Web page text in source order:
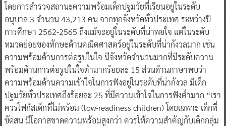
โดยการสำรวจสถานะความพร้อมเด็กปฐมวัยที่เรียนอยูในระดับ
อนุบาล 3 จำนวน 43,213 คน จากทุกจังหวัดทั่วประเทศ ระหว่างปี
การศึกษา 2562-2565 ถึงแม้จะอยู่ในระดับที่น่าพอใจ แต่ในระดับ
หมวดย่อยของทักษะด้านคณิตศาสตร์อยู่ในระดับที่น่ากังวลมาก เช่น
ความพร้อมด้านการต่อรูปในใจ มีจังหวัดจำนวนมากที่มีระดับความ
พร้อมด้านการต่อรูปในใจต่ำมากร้อยละ 15 ส่วนด้านภาษาพบว่า
ความพร้อมด้านความเข้าใจในการฟังอยู่ในระดับที่น่ากังวล มีเด็ก
ปฐมวัยทั่วประเทศถึงร้อยละ 25 ที่มีความเข้าใจในการฟังต่ำมาก “เรา
ควรโฟกัสเด็กที่ไม่พร้อม (low-readiness children) โดยเฉพาะ เด็กที่
ขัดสน มีโอกาสขาดความพร้อมสูงกว่า ควรให้ความสำคัญกับเด็กกลุ่ม